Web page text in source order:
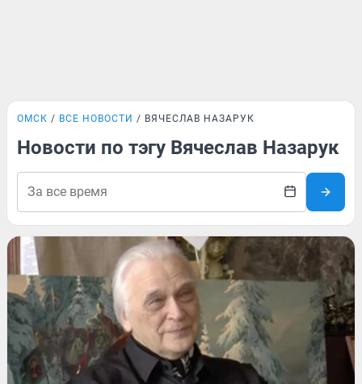
ОМСК ВСЕ НОВОСТИ ВЯЧЕСЛАВ НАЗАРУК
Новости по тэгу Вячеслав Назарук